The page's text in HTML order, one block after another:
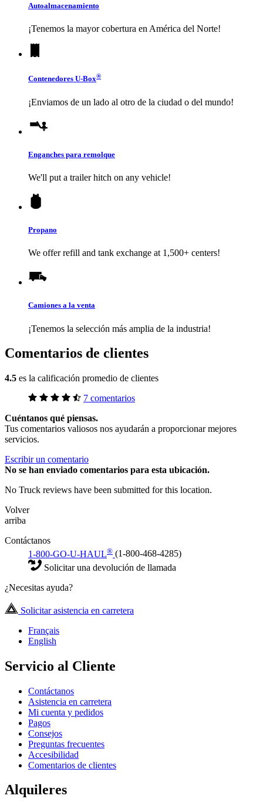
Autoalmacenamiento
¡Tenemos la mayor cobertura en América del Norte!
Contenedores U-Box®
¡Enviamos de un lado al otro de la ciudad o del mundo!
Enganches para remolque
We'll put a trailer hitch on any vehicle!
Propano
We offer refill and tank exchange at 1,500+ centers!
Camiones a la venta
¡Tenemos la selección más amplia de la industria!
Comentarios de clientes
4.5 es la calificación promedio de clientes
7 comentarios
Cuéntanos qué piensas.
Tus comentarios valiosos nos ayudarán a proporcionar mejores
servicios.
Escribir un comentario
No se han enviado comentarios para esta ubicación.
No Truck reviews have been submitted for this location.
Volver
arriba
Contáctanos
1-800-GO-U-HAUL® (1-800-468-4285)
Solicitar una devolución de llamada
¿Necesitas ayuda?
Solicitar asistencia en carretera
Français
English
Servicio al Cliente
Contáctanos
Asistencia en carretera
Mi cuenta y pedidos
Pagos
Consejos
Preguntas frecuentes
Accesibilidad
Comentarios de clientes
Alquileres